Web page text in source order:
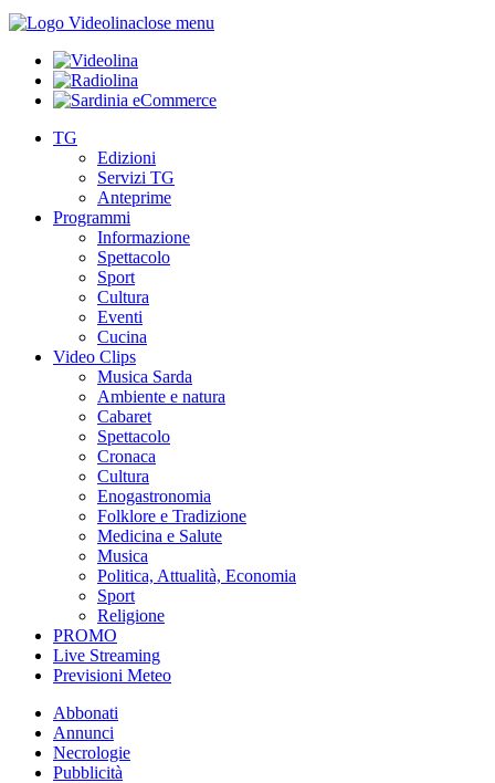
close menu
TG
Edizioni
Servizi TG
Anteprime
Programmi
Informazione
Spettacolo
Sport
Cultura
Eventi
Cucina
Video Clips
Musica Sarda
Ambiente e natura
Cabaret
Spettacolo
Cronaca
Cultura
Enogastronomia
Folklore e Tradizione
Medicina e Salute
Musica
Politica, Attualità, Economia
Sport
Religione
PROMO
Live Streaming
Previsioni Meteo
Abbonati
Annunci
Necrologie
Pubblicità